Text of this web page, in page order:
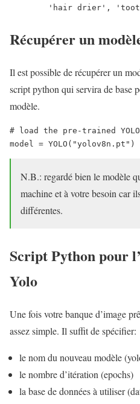
Récupérer un
Il est possible de récupérer un
script python qui servira de base
modèle.
# load the pre-trained
model = YOLO("yolov8n.pt")
N.B.: regardé bien le modèle
machine et à votre besoin car
différentes.
Script Python pour
Yolo
Une fois votre banque d’image
assez simple. Il suffit de spécifier:
le nom du nouveau modèle
le nombre d’itération (epochs)
la base de données à utiliser